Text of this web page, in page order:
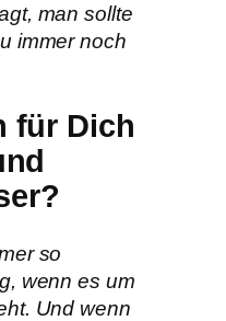
man sollte
immer noch
für Dich
so
wenn es um
Und wenn